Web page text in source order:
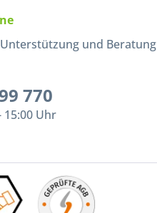
und Beratung
770
15:00 Uhr